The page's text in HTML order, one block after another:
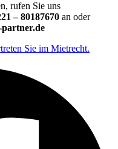
rufen Sie uns
– 80187670 an oder
Sie im Mietrecht.